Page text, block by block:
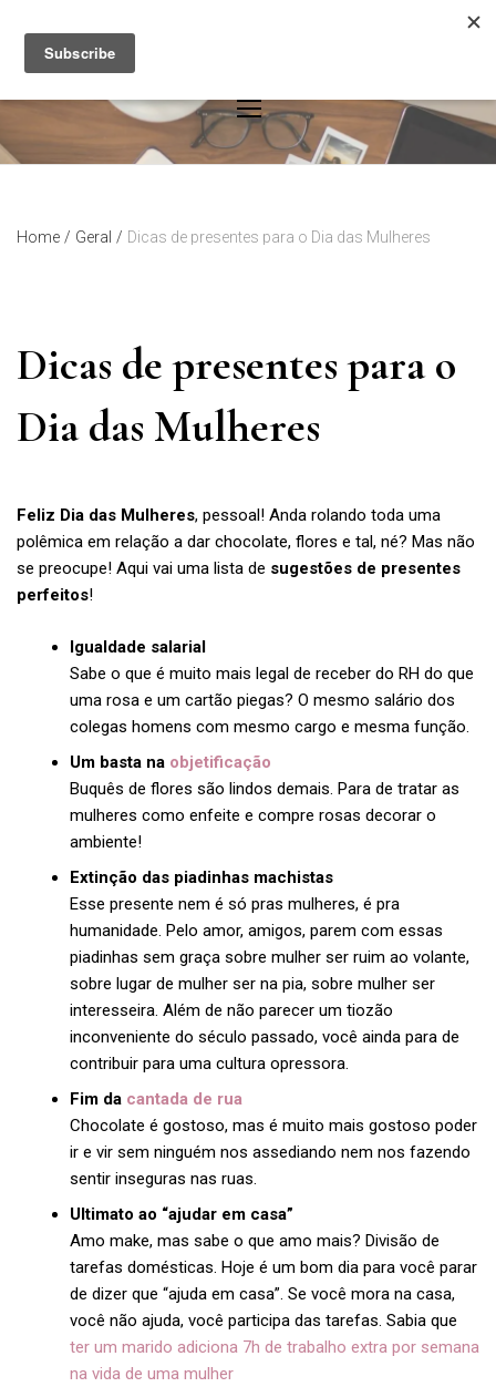
content
Home / Geral / Dicas de presentes para o Dia das Mulheres
Dicas de presentes para o
Dia das Mulheres
Feliz Dia das Mulheres, pessoal! Anda rolando toda uma
polêmica em relação a dar chocolate, flores e tal, né? Mas não
se preocupe! Aqui vai uma lista de sugestões de presentes
perfeitos!
Igualdade salarial
Sabe o que é muito mais legal de receber do RH do que
uma rosa e um cartão piegas? O mesmo salário dos
colegas homens com mesmo cargo e mesma função.
Um basta na objetificação
Buquês de flores são lindos demais. Para de tratar as
mulheres como enfeite e compre rosas decorar o
ambiente!
Extinção das piadinhas machistas
Esse presente nem é só pras mulheres, é pra
humanidade. Pelo amor, amigos, parem com essas
piadinhas sem graça sobre mulher ser ruim ao volante,
sobre lugar de mulher ser na pia, sobre mulher ser
interesseira. Além de não parecer um tiozão
inconveniente do século passado, você ainda para de
contribuir para uma cultura opressora.
Fim da cantada de rua
Chocolate é gostoso, mas é muito mais gostoso poder
ir e vir sem ninguém nos assediando nem nos fazendo
sentir inseguras nas ruas.
Ultimato ao “ajudar em casa”
Amo make, mas sabe o que amo mais? Divisão de
tarefas domésticas. Hoje é um bom dia para você parar
de dizer que “ajuda em casa”. Se você mora na casa,
você não ajuda, você participa das tarefas. Sabia que
ter um marido adiciona 7h de trabalho extra por semana
na vida de uma mulher